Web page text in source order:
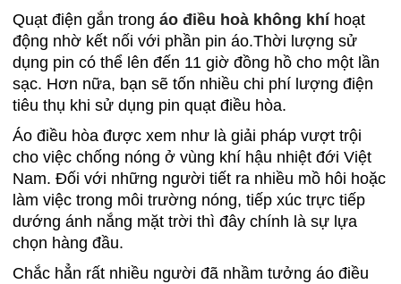
Quạt điện gắn trong áo điều hoà không khí hoạt
động nhờ kết nối với phần pin áo.Thời lượng sử
dụng pin có thể lên đến 11 giờ đồng hồ cho một lần
sạc. Hơn nữa, bạn sẽ tốn nhiều chi phí lượng điện
tiêu thụ khi sử dụng pin quạt điều hòa.
Áo điều hòa được xem như là giải pháp vượt trội
cho việc chống nóng ở vùng khí hậu nhiệt đới Việt
Nam. Đối với những người tiết ra nhiều mồ hôi hoặc
làm việc trong môi trường nóng, tiếp xúc trực tiếp
dướng ánh nắng mặt trời thì đây chính là sự lựa
chọn hàng đầu.
Chắc hẳn rất nhiều người đã nhầm tưởng áo điều